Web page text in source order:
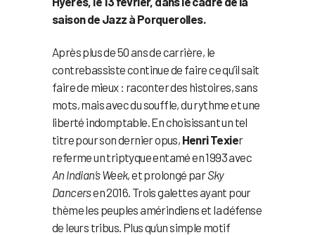
saison de Jazz à Porquerolles.
Après plus de 50 ans de carrière, le
contrebassiste continue de faire ce qu’il sait
faire de mieux : raconter des histoires, sans
mots, mais avec du souffle, du rythme et une
liberté indomptable. En choisissant un tel
titre pour son dernier opus, Henri Texier
referme un triptyque entamé en 1993 avec
An Indian’s Week, et prolongé parSky
Dancersen 2016. Trois galettes ayant pour
thème les peuples amérindiens et la défense
de leurs tribus. Plus qu’un simple motif